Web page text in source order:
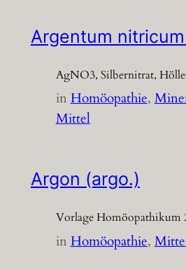
Argentum
AgNO3, Silbernitrat,
inHomöopathie,
Mittel
Argon (argo.)
Vorlage Homöopathikum
inHomöopathie,